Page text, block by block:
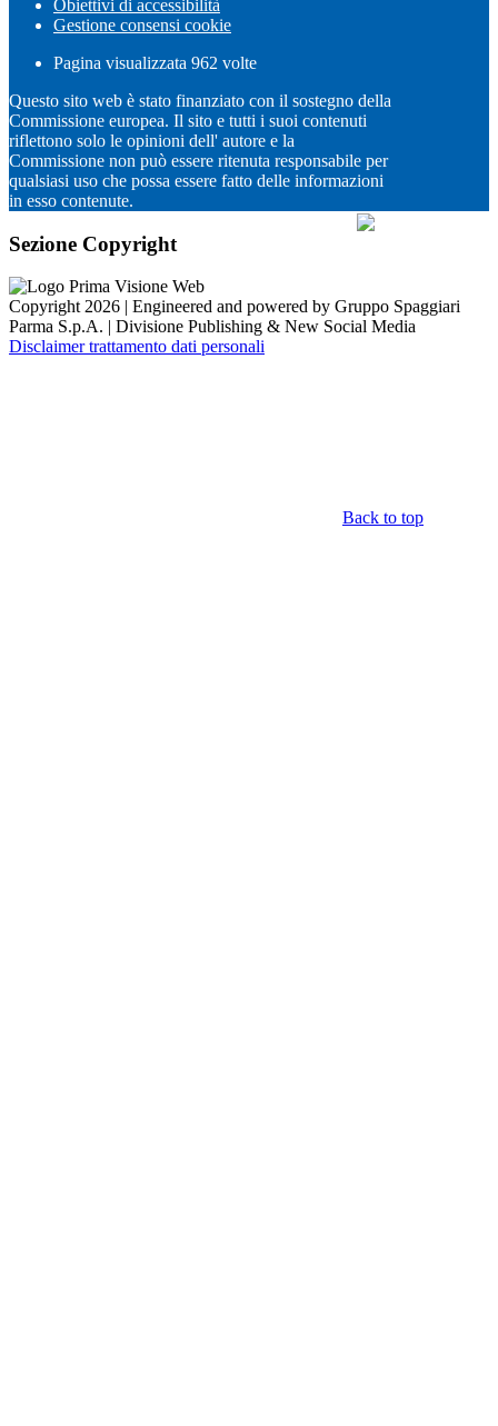
Obiettivi di accessibilità
Gestione consensi cookie
Pagina visualizzata 962 volte
Questo sito web è stato finanziato con il sostegno della
Commissione europea. Il sito e tutti i suoi contenuti
riflettono solo le opinioni dell' autore e la
Commissione non può essere ritenuta responsabile per
qualsiasi uso che possa essere fatto delle informazioni
in esso contenute.
Sezione Copyright
Copyright 2026 | Engineered and powered by Gruppo Spaggiari
Parma S.p.A. | Divisione Publishing & New Social Media
Disclaimer trattamento dati personali
Back to top